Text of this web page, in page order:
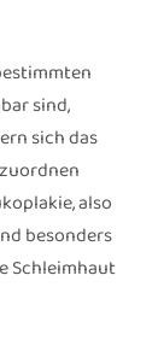
sind,
sich das
also
besonders
Schleimhaut